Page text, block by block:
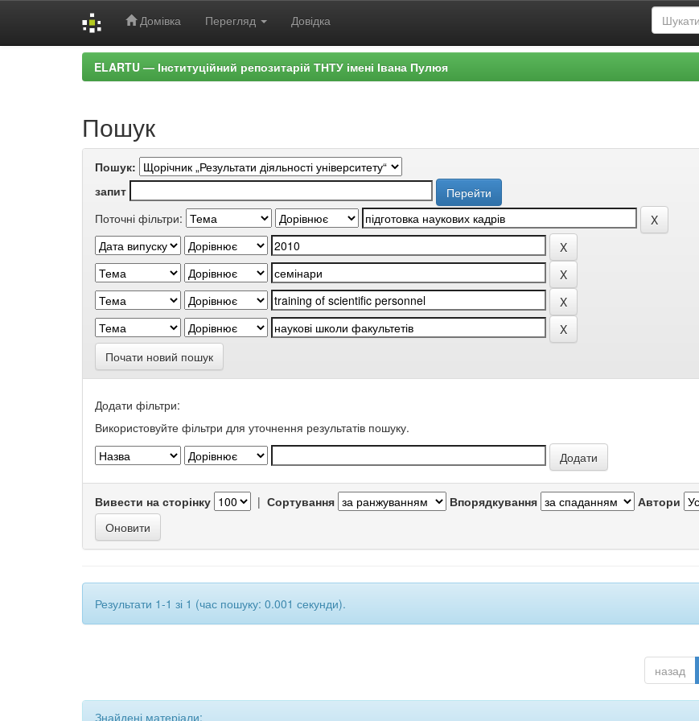
Домівка Перегляд Довідка
ELARTU — Інституційний репозитарій ТНТУ імені Івана Пулюя
Пошук
Пошук:
запит
Поточні фільтри:
Почати новий пошук
Додати фільтри:
Використовуйте фільтри для уточнення результатів пошуку.
Вивести на сторінку | Сортування Впорядкування Автори
Результати 1-1 зі 1 (час пошуку: 0.001 секунди).
назад
Знайдені матеріали: